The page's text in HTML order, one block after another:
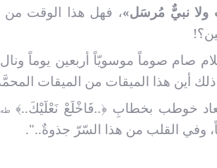
ولا نبيٌّ مُرسَل»، فهل هذا الوقت من
صام صوماً موسويّاً أربعين يوماً
أين هذا الميقات من الميقات
خوطب بخطابِ ﴿..فَاخْلَعْ نَعْلَيْكَ..﴾
وفي القلب من هذا السّرّ جذوةٌ..".